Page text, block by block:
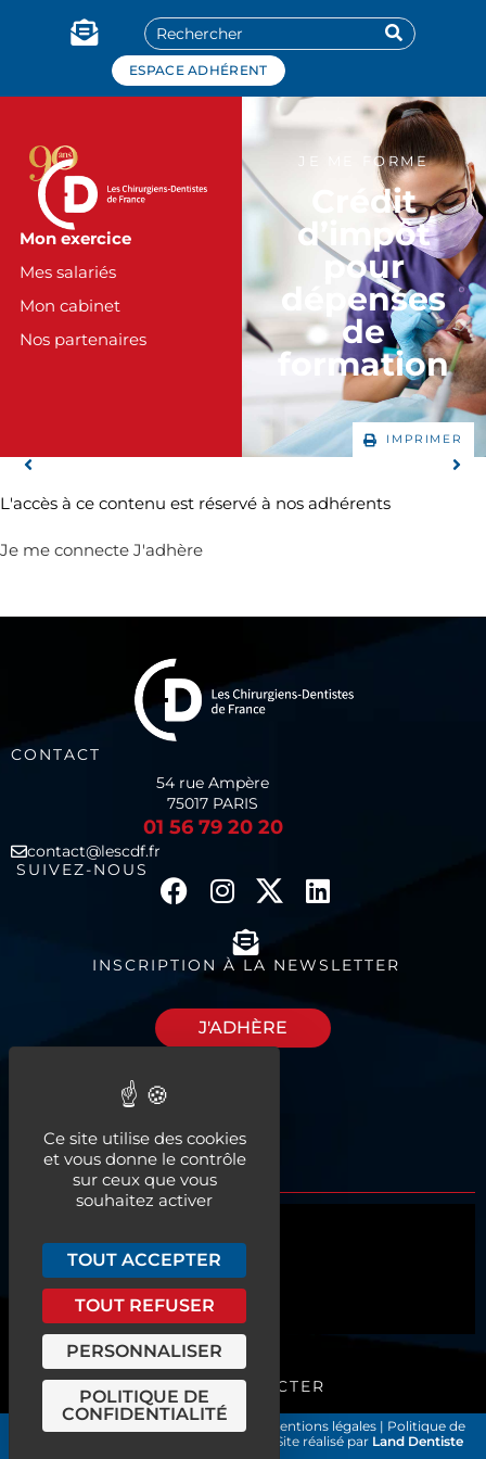
ESPACE ADHÉRENT
Mon exercice
Mes salariés
Mon cabinet
Nos partenaires
JE ME FORME
Crédit
d’impôt
pour
dépenses
de
formation
IMPRIMER
L'accès à ce contenu est réservé à nos adhérents
Je me connecte J'adhère
CONTACT
54 rue Ampère
75017 PARIS
01 56 79 20 20
contact@lescdf.fr
SUIVEZ-NOUS
INSCRIPTION À LA NEWSLETTER
J'ADHÈRE
espaces à louer
Actualités
Nos services
ME CONNECTER
Les Chirurgiens-Dentistes de France Mentions légales | Politique de
| Site réalisé par Land Dentiste
Panneau de gestion des cookies
Ce site utilise des cookies
et vous donne le contrôle
sur ceux que vous
souhaitez activer
TOUT ACCEPTER
TOUT REFUSER
PERSONNALISER
POLITIQUE DE
CONFIDENTIALITÉ